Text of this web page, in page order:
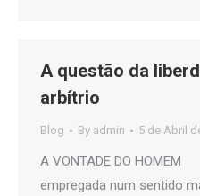
A questão da
arbítrio
Blog By admin 5 de Abril
A VONTADE DO
empregada num sentido